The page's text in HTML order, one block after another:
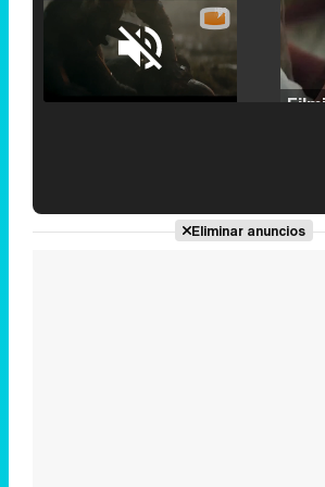
Unmute /
Loaded:
25.30%
Eliminar anuncios